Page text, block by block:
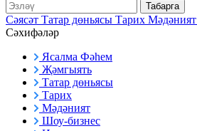
Табарга
Сәясәт Татар дөньясы Тарих Мәдәният
Сәхифәләр
Ясалма Фәһем
Җәмгыять
Татар дөньясы
Тарих
Мәдәният
Шоу-бизнес